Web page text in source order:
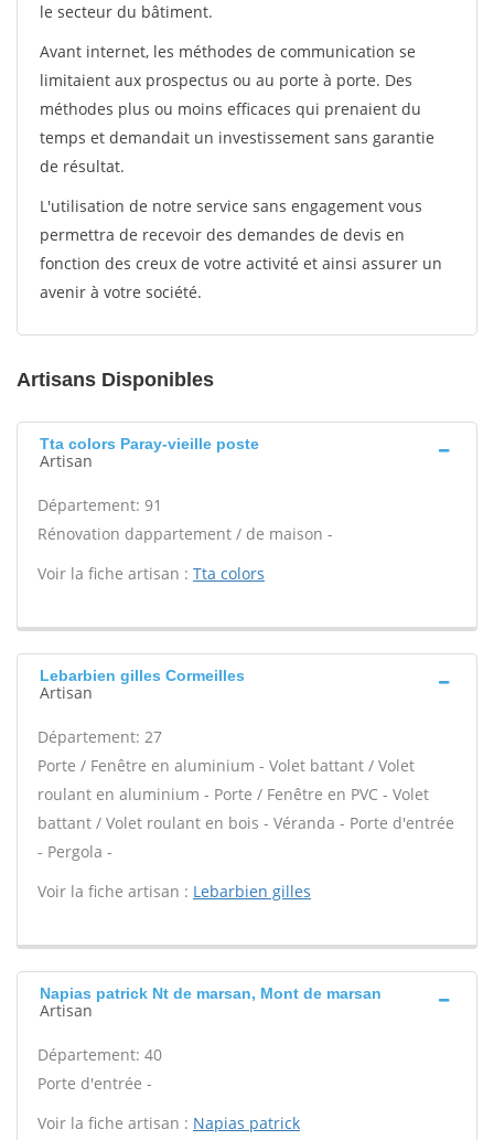
le secteur du bâtiment.
Avant internet, les méthodes de communication se
limitaient aux prospectus ou au porte à porte. Des
méthodes plus ou moins efficaces qui prenaient du
temps et demandait un investissement sans garantie
de résultat.
L'utilisation de notre service sans engagement vous
permettra de recevoir des demandes de devis en
fonction des creux de votre activité et ainsi assurer un
avenir à votre société.
Artisans Disponibles
Tta colors Paray-vieille poste
Artisan
Département: 91
Rénovation dappartement / de maison -
Voir la fiche artisan : Tta colors
Lebarbien gilles Cormeilles
Artisan
Département: 27
Porte / Fenêtre en aluminium - Volet battant / Volet
roulant en aluminium - Porte / Fenêtre en PVC - Volet
battant / Volet roulant en bois - Véranda - Porte d'entrée
- Pergola -
Voir la fiche artisan : Lebarbien gilles
Napias patrick Nt de marsan, Mont de marsan
Artisan
Département: 40
Porte d'entrée -
Voir la fiche artisan : Napias patrick